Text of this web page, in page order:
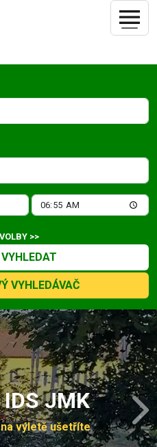
>>
VYHLEDAT
VYHLEDÁVAČ
IDS JMK
výletě ušetříte